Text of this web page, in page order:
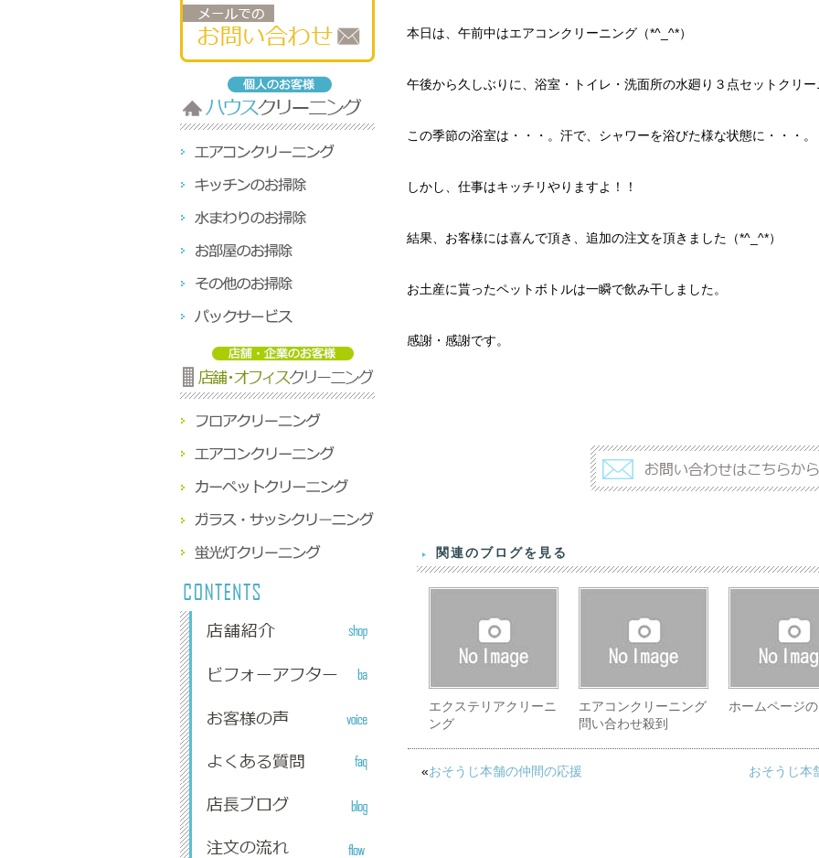
本日は、午前中はエアコンクリーニング（*^_^*）
午後から久しぶりに、浴室・トイレ・洗面所の水廻り３点セットクリー
この季節の浴室は・・・。汗で、シャワーを浴びた様な状態に・・・。
しかし、仕事はキッチリやりますよ！！
結果、お客様には喜んで頂き、追加の注文を頂きました（*^_^*）
お土産に貰ったペットボトルは一瞬で飲み干しました。
感謝・感謝です。
関連のブログを見る
エクステリアクリーニ
ング
エアコンクリーニング
問い合わせ殺到
ホームページの
«おそうじ本舗の仲間の応援 おそうじ本